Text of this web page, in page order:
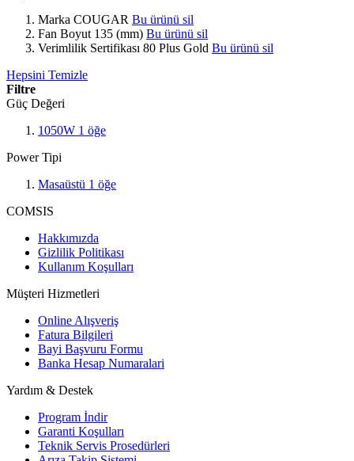
Marka COUGAR Bu ürünü sil
Fan Boyut 135 (mm) Bu ürünü sil
Verimlilik Sertifikası 80 Plus Gold Bu ürünü sil
Hepsini Temizle
Filtre
Güç Değeri
1050W 1 öğe
Power Tipi
Masaüstü 1 öğe
COMSIS
Hakkımızda
Gizlilik Politikası
Kullanım Koşulları
Müşteri Hizmetleri
Online Alışveriş
Fatura Bilgileri
Bayi Başvuru Formu
Banka Hesap Numaralari
Yardım & Destek
Program İndir
Garanti Koşulları
Teknik Servis Prosedürleri